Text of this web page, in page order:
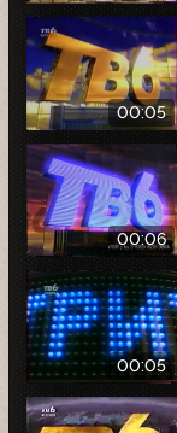
00:05
00:06
00:05